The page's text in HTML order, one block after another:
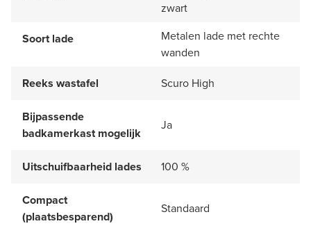
zwart
Soort lade
Metalen lade met rechte
wanden
Reeks wastafel
Scuro High
Bijpassende
badkamerkast mogelijk
Ja
Uitschuifbaarheid lades 100 %
Compact
(plaatsbesparend)
Standaard